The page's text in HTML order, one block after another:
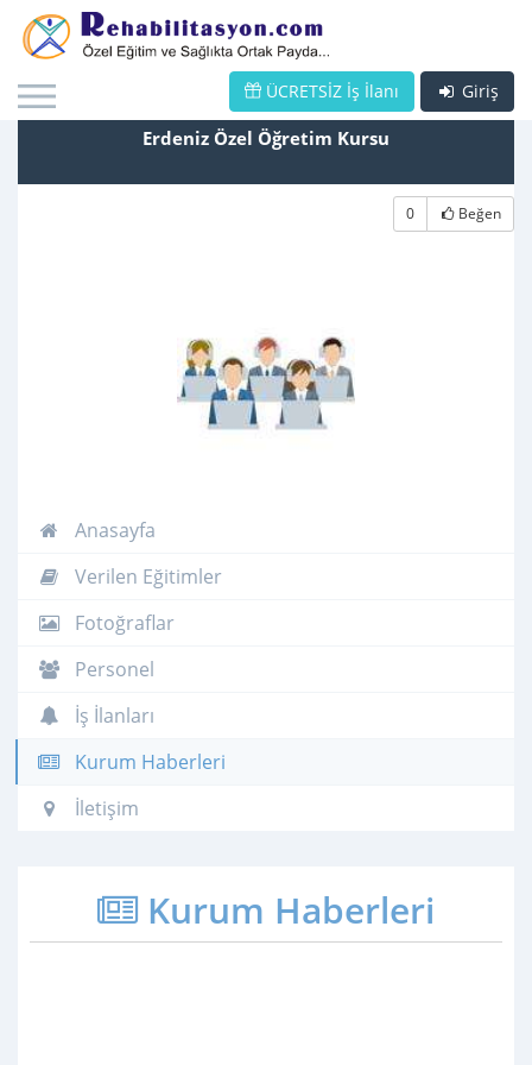
Giriş
ÜCRETSİZ İş İlanı
Erdeniz Özel Öğretim Kursu
0 Beğen
Anasayfa
Verilen Eğitimler
Fotoğraflar
Personel
İş İlanları
Kurum Haberleri
İletişim
Kurum Haberleri